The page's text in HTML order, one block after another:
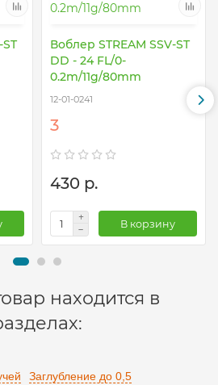
Воблер STREAM SSV-ST
DD - 24 FL/0-
0.2m/11g/80mm
12-01-0241
3
430 р.
В корзину
находится в
Заглубление до 0,5